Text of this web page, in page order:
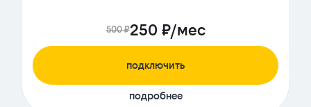
500 ₽250 ₽/мес
подключить
подробнее